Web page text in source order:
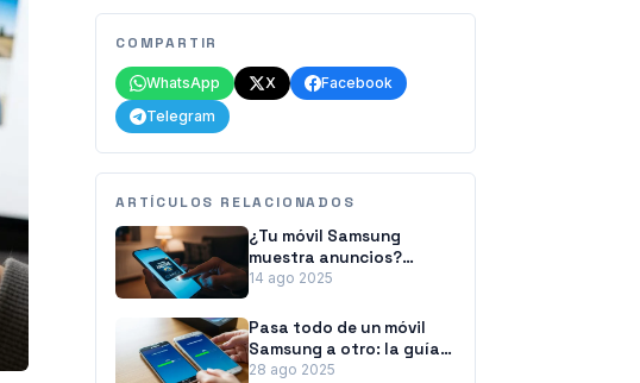
COMPARTIR
WhatsApp X
Facebook
Telegram
ARTÍCULOS RELACIONADOS
¿Tu móvil Samsung
muestra anuncios?
Aprende a eliminarlos
14 ago 2025
Pasa todo de un móvil
Samsung a otro: la guía
para no perder nada
28 ago 2025